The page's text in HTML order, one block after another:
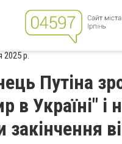
2025 р.
Путіна
в Україні" і
закінчення